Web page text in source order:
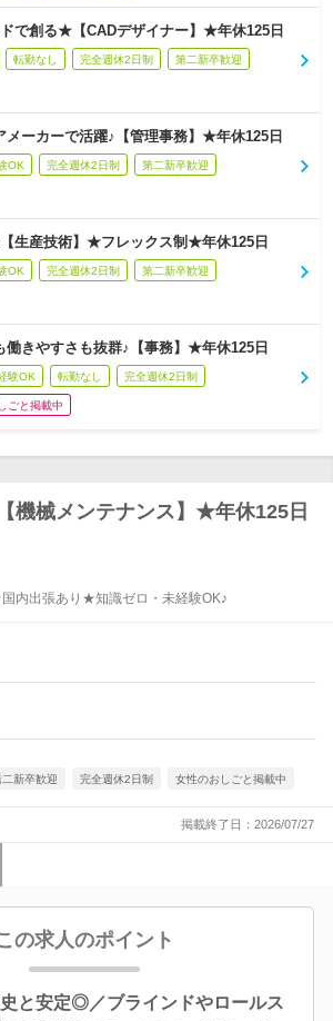
で創る★【CADデザイナー】★年休125日
転勤なし 完全週休2日制 第二新卒歓迎
ーカーで活躍♪【管理事務】★年休125日
OK 完全週休2日制 第二新卒歓迎
生産技術】★フレックス制★年休125日
OK 完全週休2日制 第二新卒歓迎
きやすさも抜群♪【事務】★年休125日
験OK 転勤なし 完全週休2日制
ごと掲載中
機械メンテナンス】★年休125日
内出張あり★知識ゼロ・未経験OK♪
二新卒歓迎 完全週休2日制 女性のおしごと掲載中
掲載終了日：2026/07/27
の求人のポイント
と安定◎／ブラインドやロールス